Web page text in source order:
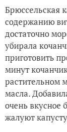
Брюссельская
содержанию
достаточно
убирала
приготовить
минут
растительном
масла.
очень
жалуют